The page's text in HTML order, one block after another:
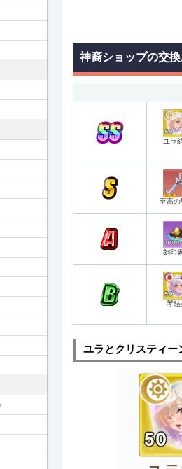
神裔ショップの交
ユラ
至高の
刻印
琴結
ユラとクリスティー